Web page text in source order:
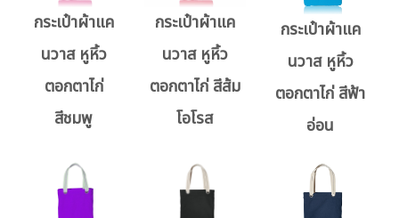
กระเป๋าผ้าแค
นวาส หูหิ้ว
ตอกตาไก่
สีชมพู
กระเป๋าผ้าแค
นวาส หูหิ้ว
ตอกตาไก่ สีส้ม
โอโรส
กระเป๋าผ้าแค
นวาส หูหิ้ว
ตอกตาไก่ สีฟ้า
อ่อน